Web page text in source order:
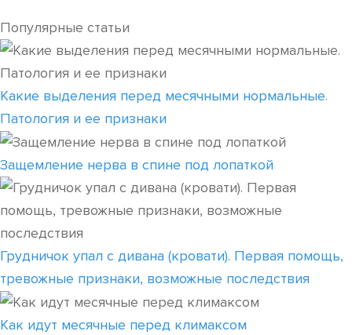
Популярные статьи
Какие выделения перед месячными нормальные.
Патология и ее признаки
Защемление нерва в спине под лопаткой
Грудничок упал с дивана (кровати). Первая помощь,
тревожные признаки, возможные последствия
Как идут месячные перед климаксом